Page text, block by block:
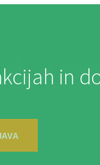
in